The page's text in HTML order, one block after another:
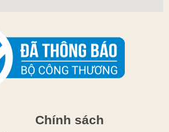
Chính sách